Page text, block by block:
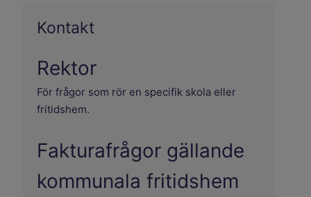
Kontakt
Rektor
För frågor som rör en specifik skola eller
fritidshem.
Fakturafrågor gällande
kommunala fritidshem